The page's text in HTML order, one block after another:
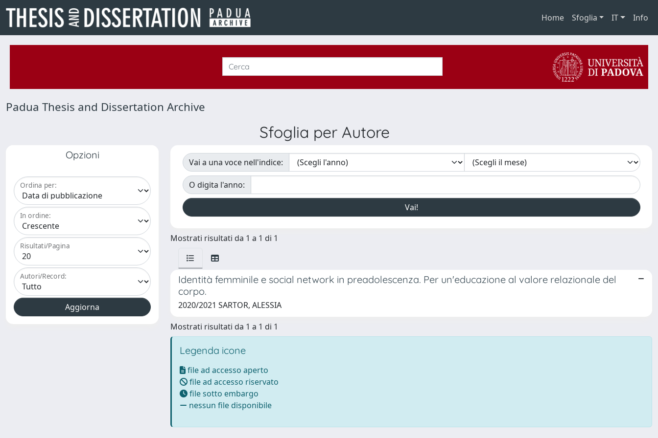
Home Sfoglia IT Info
Padua Thesis and Dissertation Archive
Sfoglia per Autore
Opzioni
Ordina per:
In ordine:
Risultati/Pagina
Autori/Record:
Vai a una voce nell'indice:
O digita l'anno:
Mostrati risultati da 1 a 1 di 1
Identità femminile e social network in preadolescenza. Per un'educazione al valore relazionale del
corpo.
2020/2021 SARTOR, ALESSIA
Mostrati risultati da 1 a 1 di 1
Legenda icone
file ad accesso aperto
file ad accesso riservato
file sotto embargo
nessun file disponibile